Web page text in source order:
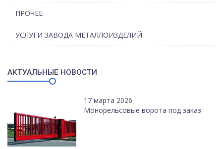
ПРОЧЕЕ
УСЛУГИ ЗАВОДА МЕТАЛЛОИЗДЕЛИЙ
АКТУАЛЬНЫЕ НОВОСТИ
17 марта 2026
Монорельсовые ворота под заказ